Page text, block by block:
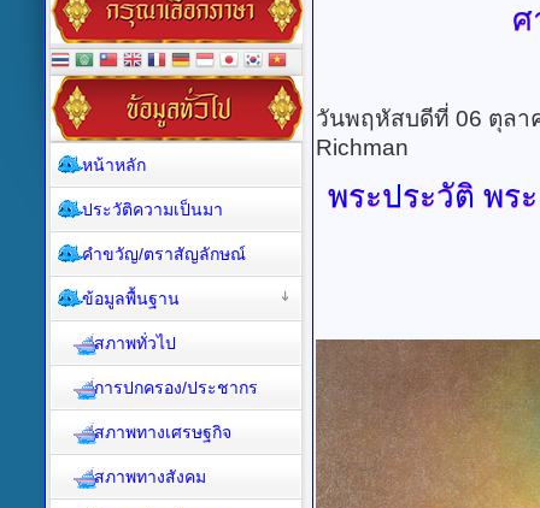
ศ
วันพฤหัสบดีที่ 06 ตุลา
Richman
พระประวัติ พร
หน้าหลัก
ประวัติความเป็นมา
คำขวัญ/ตราสัญลักษณ์
ข้อมูลพื้นฐาน
สภาพทั่วไป
การปกครอง/ประชากร
สภาพทางเศรษฐกิจ
สภาพทางสังคม